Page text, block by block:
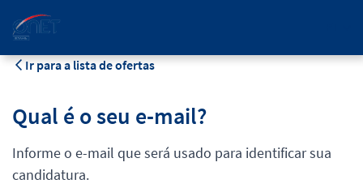
Ir para a lista de ofertas
Qual é o seu e-mail?
Informe o e-mail que será usado para identificar sua
candidatura.